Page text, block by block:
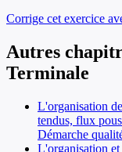
Corrige cet exercice
Autres
Terminale
L'organisation
tendus, flux
Démarche
L'organisation